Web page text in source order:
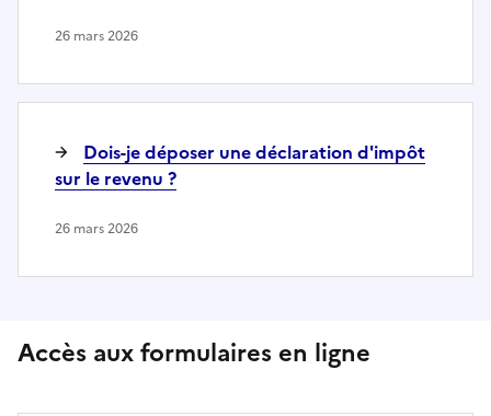
26 mars 2026
Dois-je déposer une déclaration d'impôt
sur le revenu ?
26 mars 2026
Accès aux formulaires en ligne